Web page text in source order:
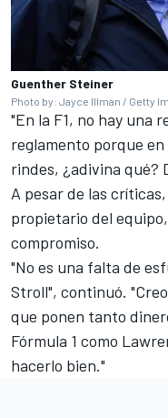
Guenther Steiner
Photo by: Jayce Illman / Getty
"En la F1, no hay una
reglamento porque
rindes, ¿adivina qué?
A pesar de las
propietario del
compromiso.
"No es una falta de
Stroll", continuó.
que ponen tanto
Fórmula 1 como
hacerlo bien."